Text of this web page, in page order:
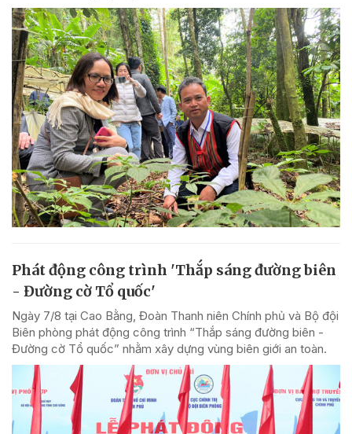
Phát động công trình 'Thắp sáng đường biên
- Đường cờ Tổ quốc'
Ngày 7/8 tại Cao Bằng, Đoàn Thanh niên Chính phủ và Bộ đội
Biên phòng phát động công trình “Thắp sáng đường biên -
Đường cờ Tổ quốc” nhằm xây dựng vùng biên giới an toàn.